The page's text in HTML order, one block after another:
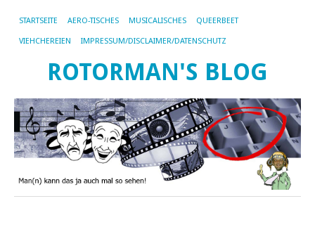
STARTSEITE AERO-TISCHES MUSICALISCHES QUEERBEET
VIEHCHEREIEN IMPRESSUM/DISCLAIMER/DATENSCHUTZ
ROTORMAN'S BLOG